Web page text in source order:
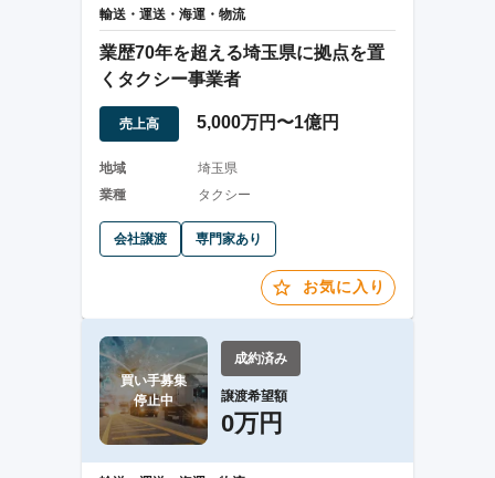
輸送・運送・海運・物流
業歴70年を超える埼玉県に拠点を置
くタクシー事業者
売上高 5,000万円〜1億円
地域
埼玉県
業種
タクシー
会社譲渡 専門家あり
お気に入り
買い手募集
停止中
成約済み
譲渡希望額
0万円